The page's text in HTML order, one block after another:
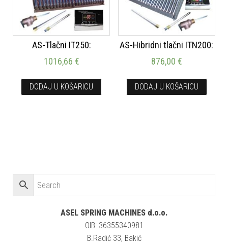
AS-Tlačni IT250:
1016,66 €
DODAJ U KOŠARICU
AS-Hibridni tlačni ITN200:
876,00 €
DODAJ U KOŠARICU
ASEL SPRING MACHINES d.o.o.
OIB: 36355340981
B.Radić 33, Bakić